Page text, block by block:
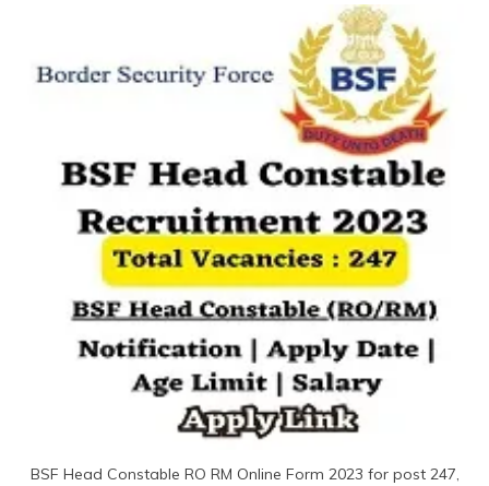
BSF Head Constable RO RM Online Form 2023 for post 247,